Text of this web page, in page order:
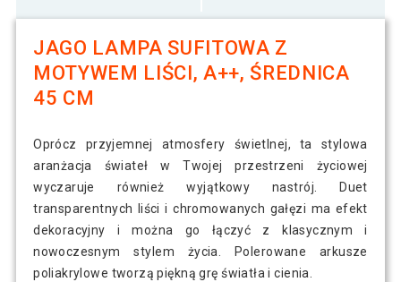
JAGO LAMPA SUFITOWA Z
MOTYWEM LIŚCI, A++, ŚREDNICA
45 CM
Oprócz przyjemnej atmosfery świetlnej, ta stylowa
aranżacja świateł w Twojej przestrzeni życiowej
wyczaruje również wyjątkowy nastrój. Duet
transparentnych liści i chromowanych gałęzi ma efekt
dekoracyjny i można go łączyć z klasycznym i
nowoczesnym stylem życia. Polerowane arkusze
poliakrylowe tworzą piękną grę światła i cienia.